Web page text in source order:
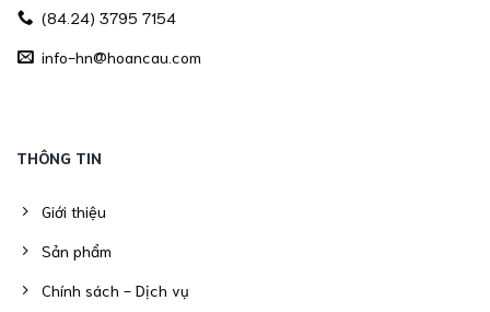
(84.24) 3795 7154
info-hn@hoancau.com
THÔNG TIN
Giới thiệu
Sản phẩm
Chính sách - Dịch vụ